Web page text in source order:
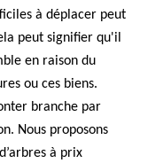
à déplacer peut
peut signifier qu'il
en raison du
ou ces biens.
branche par
Nous proposons
à prix